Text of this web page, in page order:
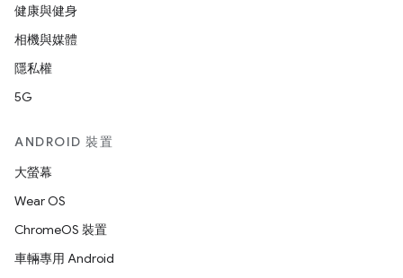
健康與健身
相機與媒體
隱私權
5G
ANDROID 裝置
大螢幕
Wear OS
ChromeOS 裝置
車輛專用 Android